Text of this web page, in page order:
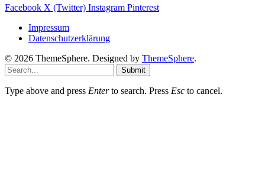
Facebook X (Twitter) Instagram Pinterest
Impressum
Datenschutzerklärung
© 2026 ThemeSphere. Designed by ThemeSphere.
Submit
Type above and press Enterto search. Press Esc to cancel.